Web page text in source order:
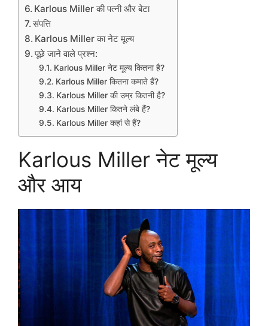
Karlous Miller की पत्नी और बेटा
संपत्ति
Karlous Miller का नेट मूल्य
पूछे जाने वाले प्रश्न:
Karlous Miller नेट मूल्य कितना है?
Karlous Miller कितना कमाते हैं?
Karlous Miller की उम्र कितनी है?
Karlous Miller कितने लंबे हैं?
Karlous Miller कहां से हैं?
Karlous Miller नेट मूल्य
और आय